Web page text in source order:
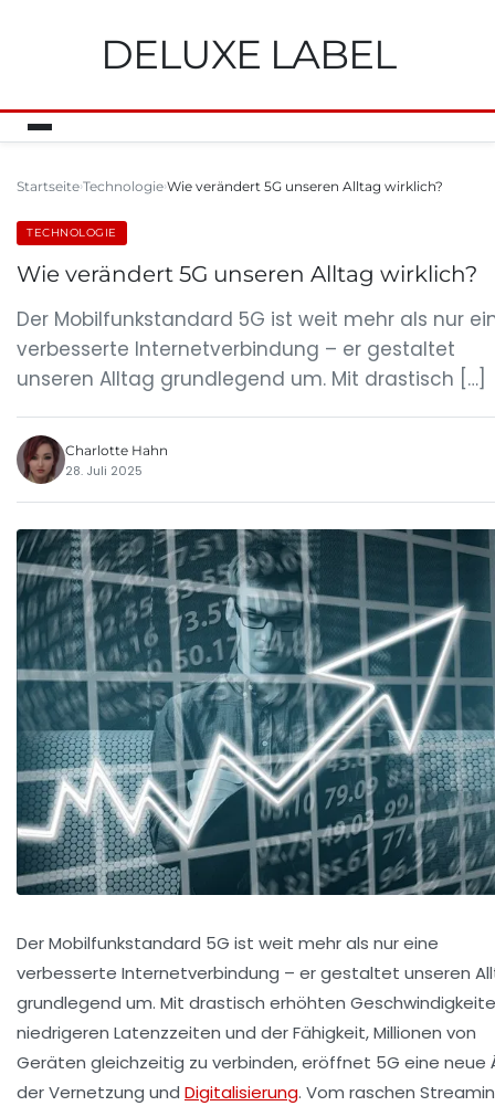
DELUXE LABEL
Startseite Technologie Wie verändert 5G unseren Alltag wirklich?
TECHNOLOGIE
Wie verändert 5G unseren Alltag wirklich?
Der Mobilfunkstandard 5G ist weit mehr als nur
verbesserte Internetverbindung – er gestaltet
unseren Alltag grundlegend um. Mit drastisch […]
Charlotte Hahn
28. Juli 2025
Der Mobilfunkstandard 5G ist weit mehr als nur eine
verbesserte Internetverbindung – er gestaltet unseren
grundlegend um. Mit drastisch erhöhten
niedrigeren Latenzzeiten und der Fähigkeit, Millionen von
Geräten gleichzeitig zu verbinden, eröffnet 5G eine neue
der Vernetzung und Digitalisierung. Vom raschen